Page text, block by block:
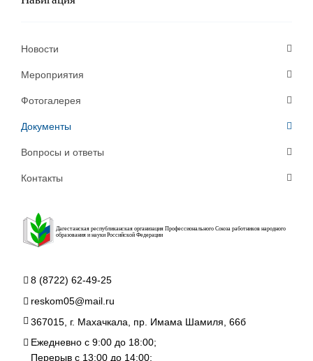
Дагестанская республиканская организация Профессионального Союза работников народного
образования и науки Российской Федерации
8 (8722) 62-49-25
reskom05@mail.ru
367015, г. Махачкала, пр. Имама Шамиля, 66б
Ежедневно с 9:00 до 18:00;
Перерыв с 13:00 до 14:00;
Новости
Мероприятия
Фотогалерея
Документы
Вопросы и ответы
Контакты